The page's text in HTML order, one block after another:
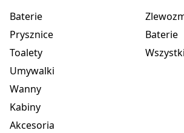
Baterie
Prysznice
Toalety
Umywalki
Wanny
Kabiny
Akcesoria
Baterie